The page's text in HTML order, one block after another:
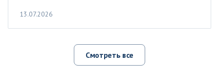
13.07.2026
Смотреть все